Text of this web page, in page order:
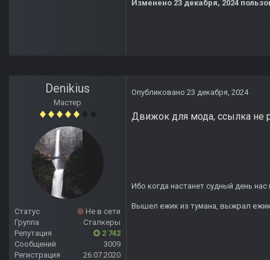
Изменено 23 декабря, 2024
Denikius
Мастер
Статус
Не в сети
Группа
Сталкеры
Репутация
2 742
Сообщений
3009
Регистрация
26.07.2020
Опубликовано 23 декабря, 2024
Движок для мода, ссылка не
Ибо когда настанет судный день
Вышел ежик из тумана, выжрал ежик